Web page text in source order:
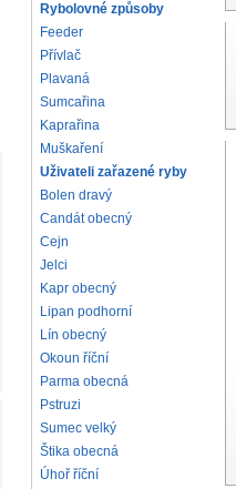
Rybolovné způsoby
Feeder
Přívlač
Plavaná
Sumcařina
Kaprařina
Muškaření
Uživateli zařazené ryby
Bolen dravý
Candát obecný
Cejn
Jelci
Kapr obecný
Lipan podhorní
Lín obecný
Okoun říční
Parma obecná
Pstruzi
Sumec velký
Štika obecná
Úhoř říční